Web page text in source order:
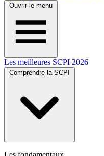
Ouvrir le menu
Les meilleures SCPI 2026
Comprendre la SCPI